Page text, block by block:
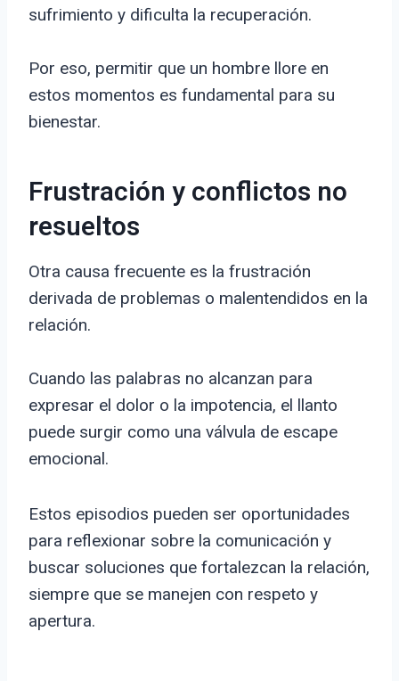
sufrimiento y dificulta la recuperación.
Por eso, permitir que un hombre llore en
estos momentos es fundamental para su
bienestar.
Frustración y conflictos no
resueltos
Otra causa frecuente es la frustración
derivada de problemas o malentendidos en la
relación.
Cuando las palabras no alcanzan para
expresar el dolor o la impotencia, el llanto
puede surgir como una válvula de escape
emocional.
Estos episodios pueden ser oportunidades
para reflexionar sobre la comunicación y
buscar soluciones que fortalezcan la relación,
siempre que se manejen con respeto y
apertura.